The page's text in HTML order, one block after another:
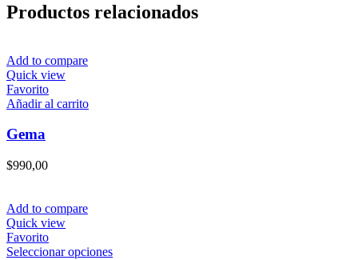
Productos relacionados
Add to compare
Quick view
Favorito
Añadir al carrito
Gema
$990,00
Add to compare
Quick view
Favorito
Seleccionar opcionesEste